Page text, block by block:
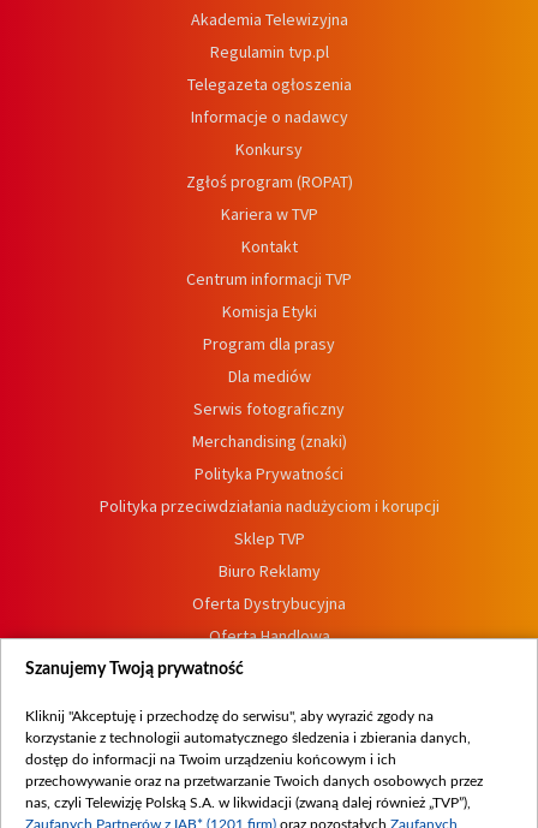
Akademia Telewizyjna
Regulamin tvp.pl
Telegazeta ogłoszenia
Informacje o nadawcy
Konkursy
Zgłoś program (ROPAT)
Kariera w TVP
Kontakt
Centrum informacji TVP
Komisja Etyki
Program dla prasy
Dla mediów
Serwis fotograficzny
Merchandising (znaki)
Polityka Prywatności
Polityka przeciwdziałania nadużyciom i korupcji
Sklep TVP
Biuro Reklamy
Oferta Dystrybucyjna
Oferta Handlowa
Dostępność
Procedura zgłoszeń wewnętrznych
Szanujemy Twoją prywatność
Kliknij "Akceptuję i przechodzę do serwisu", aby wyrazić zgody na
korzystanie z technologii automatycznego śledzenia i zbierania danych,
dostęp do informacji na Twoim urządzeniu końcowym i ich
przechowywanie oraz na przetwarzanie Twoich danych osobowych przez
nas, czyli Telewizję Polską S.A. w likwidacji (zwaną dalej również „TVP”),
Zaufanych Partnerów z IAB* (1201 firm) oraz pozostałych Zaufanych